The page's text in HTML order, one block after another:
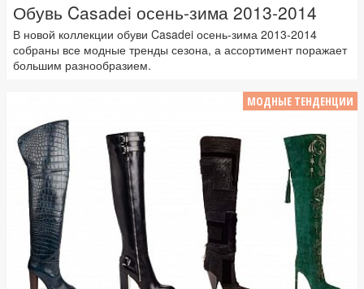
Обувь Casadei осень-зима 2013-2014
В новой коллекции обуви Casadei осень-зима 2013-2014
собраны все модные тренды сезона, а ассортимент поражает
большим разнообразием.
МОДНЫЕ ТЕНДЕНЦИИ